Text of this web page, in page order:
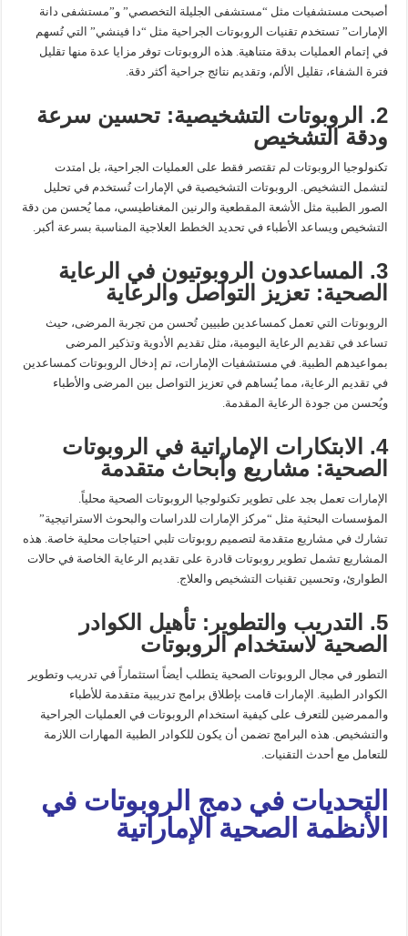
أصبحت مستشفيات مثل “مستشفى الجليلة التخصصي” و”مستشفى دانة
الإمارات” تستخدم تقنيات الروبوتات الجراحية مثل “دا فينشي” التي تُسهم
في إتمام العمليات بدقة متناهية. هذه الروبوتات توفر مزايا عدة منها تقليل
فترة الشفاء، تقليل الألم، وتقديم نتائج جراحية أكثر دقة.
2. الروبوتات التشخيصية: تحسين سرعة
ودقة التشخيص
تكنولوجيا الروبوتات لم تقتصر فقط على العمليات الجراحية، بل امتدت
لتشمل التشخيص. الروبوتات التشخيصية في الإمارات تُستخدم في تحليل
الصور الطبية مثل الأشعة المقطعية والرنين المغناطيسي، مما يُحسن من دقة
التشخيص ويساعد الأطباء في تحديد الخطط العلاجية المناسبة بسرعة أكبر.
3. المساعدون الروبوتيون في الرعاية
الصحية: تعزيز التواصل والرعاية
الروبوتات التي تعمل كمساعدين طبيين تُحسن من تجربة المرضى، حيث
تساعد في تقديم الرعاية اليومية، مثل تقديم الأدوية وتذكير المرضى
بمواعيدهم الطبية. في مستشفيات الإمارات، تم إدخال الروبوتات كمساعدين
في تقديم الرعاية، مما يُساهم في تعزيز التواصل بين المرضى والأطباء
ويُحسن من جودة الرعاية المقدمة.
4. الابتكارات الإماراتية في الروبوتات
الصحية: مشاريع وأبحاث متقدمة
الإمارات تعمل بجد على تطوير تكنولوجيا الروبوتات الصحية محلياً.
المؤسسات البحثية مثل “مركز الإمارات للدراسات والبحوث الاستراتيجية”
تشارك في مشاريع متقدمة لتصميم روبوتات تلبي احتياجات محلية خاصة. هذه
المشاريع تشمل تطوير روبوتات قادرة على تقديم الرعاية الخاصة في حالات
الطوارئ، وتحسين تقنيات التشخيص والعلاج.
5. التدريب والتطوير: تأهيل الكوادر
الصحية لاستخدام الروبوتات
التطور في مجال الروبوتات الصحية يتطلب أيضاً استثماراً في تدريب وتطوير
الكوادر الطبية. الإمارات قامت بإطلاق برامج تدريبية متقدمة للأطباء
والممرضين للتعرف على كيفية استخدام الروبوتات في العمليات الجراحية
والتشخيص. هذه البرامج تضمن أن يكون للكوادر الطبية المهارات اللازمة
للتعامل مع أحدث التقنيات.
التحديات في دمج الروبوتات في
الأنظمة الصحية الإماراتية